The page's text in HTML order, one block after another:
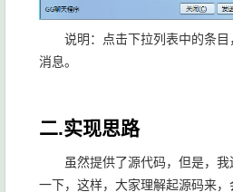
说明：点击下拉列表中的条目
消息。
二.实现思路
虽然提供了源代码，但是，我
一下，这样，大家理解起源码来，